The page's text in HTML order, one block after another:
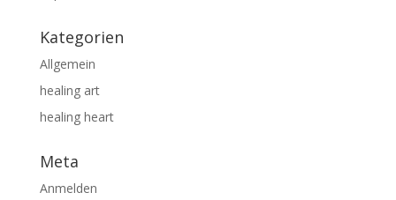
Kategorien
Allgemein
healing art
healing heart
Meta
Anmelden